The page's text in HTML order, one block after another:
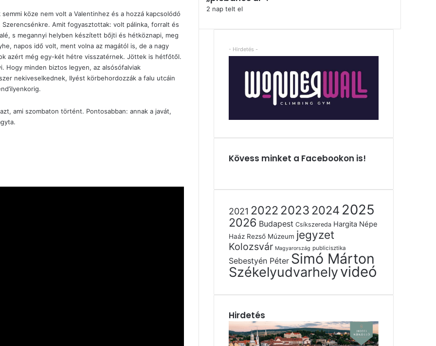
köze nem volt a Valentinhez és a hozzá kapcsolódó
Amit fogyasztottak: volt pálinka, forralt és
s megannyi helyben készített bőjti és hétköznapi, meg
napos idő volt, ment volna az magától is, de a nagy
azért még egy-két hétre visszatérnek. Jöttek is hétfőtől.
Hogy minden biztos legyen, az alsósófalviak
nekiveselkednek, Ilyést körbehordozzák a falu utcáin
ami szombaton történt. Pontosabban: annak a javát,
2 nap telt el
- Hirdetés -
Kövess minket a Facebookon is!
2021 2022 2023 2024 2025
2026 Budapest Csíkszereda Hargita Népe
Haáz Rezső Múzeum jegyzet
Kolozsvár Magyarország publicisztika
Sebestyén Péter Simó Márton
Székelyudvarhelyvideó
Hirdetés